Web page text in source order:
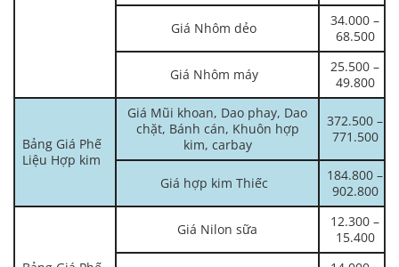
Giá Nhôm dẻo
34.000 –
68.500
Giá Nhôm máy
25.500 –
49.800
Bảng Giá Phế
Liệu Hợp kim
Giá Mũi khoan, Dao phay, Dao
chặt, Bánh cán, Khuôn hợp
kim, carbay
372.500 –
771.500
Giá hợp kim Thiếc
184.800 –
902.800
Giá Nilon sữa
12.300 –
15.400